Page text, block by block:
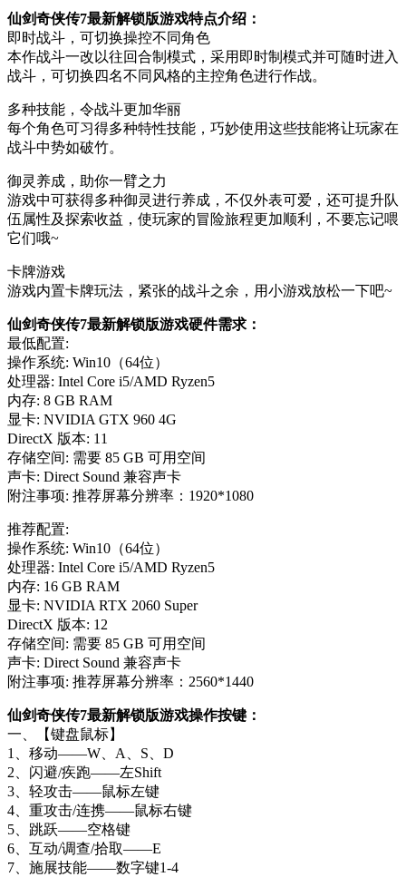
仙剑奇侠传7最新解锁版游戏特点介绍：
即时战斗，可切换操控不同角色
本作战斗一改以往回合制模式，采用即时制模式并可随时进入
战斗，可切换四名不同风格的主控角色进行作战。
多种技能，令战斗更加华丽
每个角色可习得多种特性技能，巧妙使用这些技能将让玩家在
战斗中势如破竹。
御灵养成，助你一臂之力
游戏中可获得多种御灵进行养成，不仅外表可爱，还可提升队
伍属性及探索收益，使玩家的冒险旅程更加顺利，不要忘记喂
它们哦~
卡牌游戏
游戏内置卡牌玩法，紧张的战斗之余，用小游戏放松一下吧~
仙剑奇侠传7最新解锁版游戏硬件需求：
最低配置:
操作系统: Win10（64位）
处理器: Intel Core i5/AMD Ryzen5
内存: 8 GB RAM
显卡: NVIDIA GTX 960 4G
DirectX 版本: 11
存储空间: 需要 85 GB 可用空间
声卡: Direct Sound 兼容声卡
附注事项: 推荐屏幕分辨率：1920*1080
推荐配置:
操作系统: Win10（64位）
处理器: Intel Core i5/AMD Ryzen5
内存: 16 GB RAM
显卡: NVIDIA RTX 2060 Super
DirectX 版本: 12
存储空间: 需要 85 GB 可用空间
声卡: Direct Sound 兼容声卡
附注事项: 推荐屏幕分辨率：2560*1440
仙剑奇侠传7最新解锁版游戏操作按键：
一、【键盘鼠标】
1、移动——W、A、S、D
2、闪避/疾跑——左Shift
3、轻攻击——鼠标左键
4、重攻击/连携——鼠标右键
5、跳跃——空格键
6、互动/调查/拾取——E
7、施展技能——数字键1-4